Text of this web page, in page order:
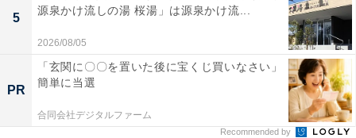
5
源泉かけ流しの湯 桜湯」は源泉かけ流...
2026/08/05
PR
「玄関に〇〇を置いた後に宝くじ買いなさい」
簡単に当選
合同会社デジタルファーム
Recommended by